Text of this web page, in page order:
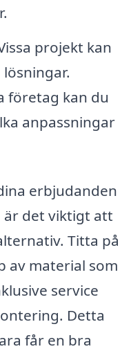
projekt kan
företag kan du
anpassningar
erbjudanden
är det viktigt att
Titta på
av material som
service
Detta
får en bra